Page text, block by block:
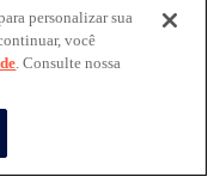
personalizar sua
você
. Consulte nossa